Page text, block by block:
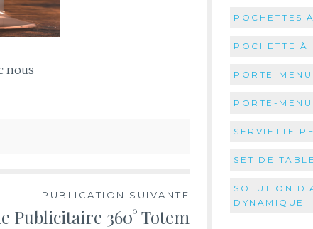
nous
PUBLICATION SUIVANTE
Publicitaire 360° Totem
POCHETTES
POCHETTE À
PORTE-MENU
PORTE-
SERVIETTE
SET DE
SOLUTION
DYNAMIQUE